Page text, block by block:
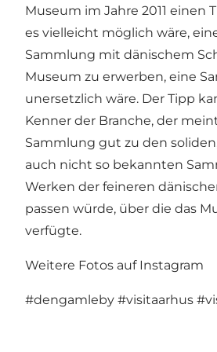
Museum im Jahre 2011 einen
es vielleicht möglich wäre,
Sammlung mit dänischem
Museum zu erwerben, eine
unersetzlich wäre. Der Tipp
Kenner der Branche, der
Sammlung gut zu den
auch nicht so bekannten
Werken der feineren
passen würde, über die das
verfügte.
Weitere Fotos auf Instagram
#dengamleby #visitaarhus